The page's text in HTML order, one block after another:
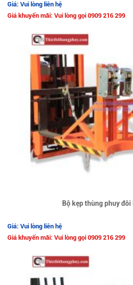
Giá: Vui lòng liên hệ
Giá khuyến mãi: Vui lòng gọi 0909 216 299
Bộ kẹp thùng phuy đôi
Giá: Vui lòng liên hệ
Giá khuyến mãi: Vui lòng gọi 0909 216 299